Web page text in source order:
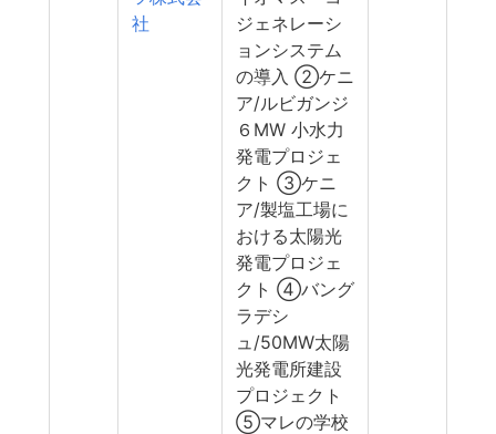
社
ジェネレーシ
ョンシステム
の導入 ②ケニ
ア/ルビガンジ
６MW 小水力
発電プロジェ
クト ③ケニ
ア/製塩工場に
おける太陽光
発電プロジェ
クト ④バング
ラデシ
ュ/50MW太陽
光発電所建設
プロジェクト
⑤マレの学校